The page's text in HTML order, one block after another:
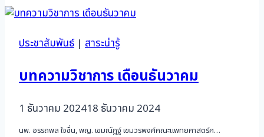
2568
ประชาสัมพันธ์| สาระน่ารู้
บทความวิชาการ เดือนธันวาคม
1 ธันวาคม 202418 ธันวาคม 2024
นพ. อรรถพล ใจชื่น, พญ. เขมณัฎฐ์ เขมวรพงศ์คณะแพทยศาสตร์ศ…